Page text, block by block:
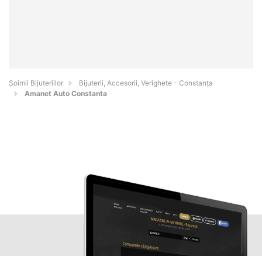
Şoimii Bijuteriilor
Bijuterii, Accesorii, Verighete - Constanţa
Amanet Auto Constanta